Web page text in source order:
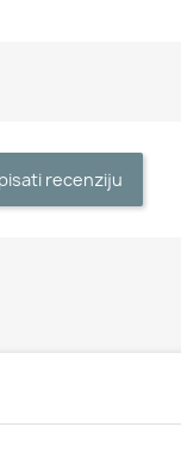
recenziju